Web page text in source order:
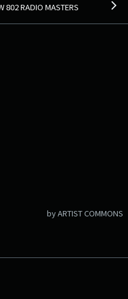
ジの受付は、
ジはコチラ
802 RADIO MASTERS
by ARTIST COMMONS